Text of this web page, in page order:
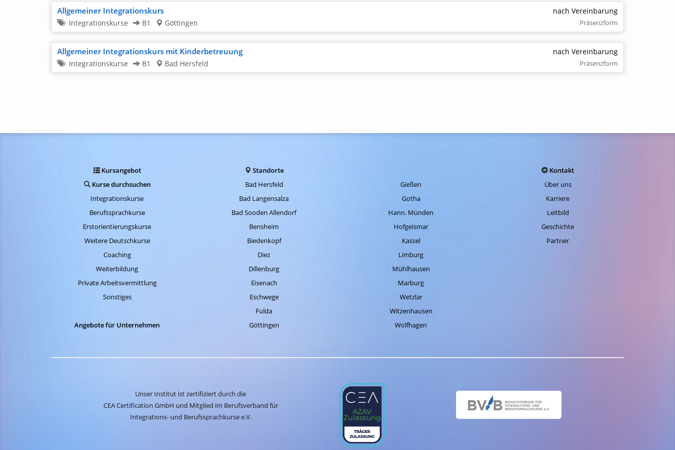
Allgemeiner Integrationskurs
nach Vereinbarung
Integrationskurse
B1 Göttingen Präsenzform
Allgemeiner Integrationskurs mit Kinderbetreuung
nach Vereinbarung
Integrationskurse
B1 Bad Hersfeld Präsenzform
Kursangebot
Kurse durchsuchen
Integrationskurse
Berufssprachkurse
Erstorientierungskurse
Weitere Deutschkurse
Coaching
Weiterbildung
Private Arbeitsvermittlung
Sonstiges
Angebote für Unternehmen
Standorte
Bad Hersfeld
Bad Langensalza
Bad Sooden Allendorf
Bensheim
Biedenkopf
Diez
Dillenburg
Eisenach
Eschwege
Fulda
Göttingen
Gießen
Gotha
Hann. Münden
Hofgeismar
Kassel
Limburg
Mühlhausen
Marburg
Wetzlar
Witzenhausen
Wolfhagen
Kontakt
Über uns
Karriere
Leitbild
Geschichte
Partner
Unser Institut ist zertifiziert durch die
CEA Certification GmbH und Mitglied im Berufsverband für
Integrations- und Berufssprachkurse e.V.